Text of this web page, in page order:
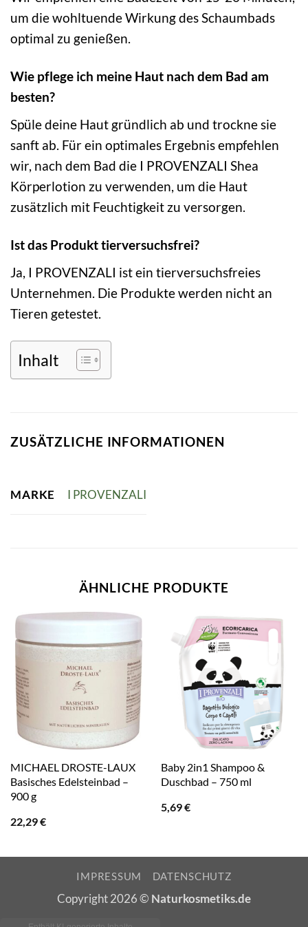
um die wohltuende Wirkung des Schaumbads
optimal zu genießen.
Wie pflege ich meine Haut nach dem Bad am
besten?
Spüle deine Haut gründlich ab und trockne sie
sanft ab. Für ein optimales Ergebnis empfehlen
wir, nach dem Bad die I PROVENZALI Shea
Körperlotion zu verwenden, um die Haut
zusätzlich mit Feuchtigkeit zu versorgen.
Ist das Produkt tierversuchsfrei?
Ja, I PROVENZALI ist ein tierversuchsfreies
Unternehmen. Die Produkte werden nicht an
Tieren getestet.
Inhalt
ZUSÄTZLICHE INFORMATIONEN
MARKE I PROVENZALI
ÄHNLICHE PRODUKTE
MICHAEL DROSTE-LAUX
Basisches Edelsteinbad –
900 g
22,29€
Baby 2in1 Shampoo &
Duschbad – 750 ml
5,69€
IMPRESSUM DATENSCHUTZ
Copyright 2026 © Naturkosmetiks.de